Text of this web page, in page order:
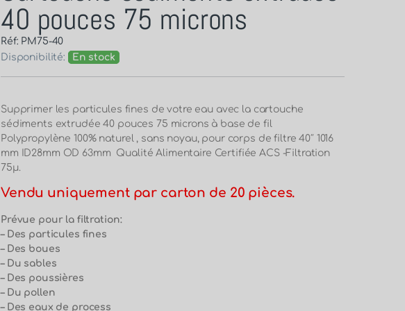
40 pouces 75 microns
Réf: PM75-40
Disponibilité:
En stock
Supprimer les particules fines de votre eau avec la cartouche
sédiments extrudée 40 pouces 75 microns à base de fil
Polypropylène 100% naturel , sans noyau, pour corps de filtre 40″ 1016
mm ID28mm OD 63mm Qualité Alimentaire Certifiée ACS -Filtration
75μ.
Vendu uniquement par carton de 20 pièces.
Prévue pour la filtration:
– Des particules fines
– Des boues
– Du sables
– Des poussières
– Du pollen
– Des eaux de process